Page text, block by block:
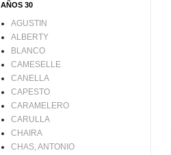
AÑOS 30
AGUSTIN
ALBERTY
BLANCO
CAMESELLE
CANELLA
CAPESTO
CARAMELERO
CARULLA
CHAIRA
CHAS, ANTONIO